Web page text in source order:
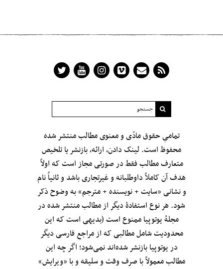
تمامیِ حقوق مادّی و معنوی مطالب منتشر شده
محفوظ است. لینک دادن، ارائه، بازنشر یا تلخیص
متعارف مطالب فقط در صورتی مجاز است که اولاً
هدف آن کاملاً داوطلبانه و غیرتجاری باشد و ثانیاً نام
و نشانی «سایت + نویسنده + مترجم» به وضوح ذکر
شود. هر نوع استفادهٔ دیگر از مطالب منتشر شده در
مجلهٔ یوتوپیا ممنوع است (بدیهی است که این
محدودیت شامل مطالبی که از مراجعِ فارسی دیگر
در یوتوپیا بازنشر شده‌اند نمی‌شود؛ اگر چه این
مطالب معمولاً با صرف وقت و سلیقه و با «ویرایش»